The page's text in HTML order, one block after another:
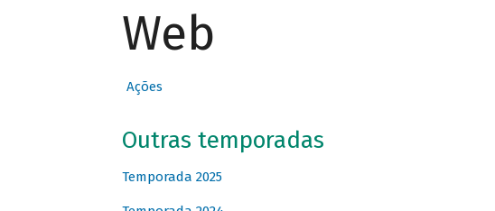
Web
Ações
Outras temporadas
Temporada 2025